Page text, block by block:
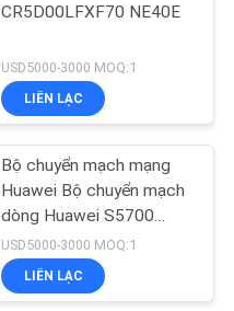
CR5D00LFXF70 NE40E
USD5000-3000 MOQ:1
LIÊN LẠC
Bộ chuyển mạch mạng
Huawei Bộ chuyển mạch
dòng Huawei S5700
S5735-L48P4X-A
USD5000-3000 MOQ:1
LIÊN LẠC